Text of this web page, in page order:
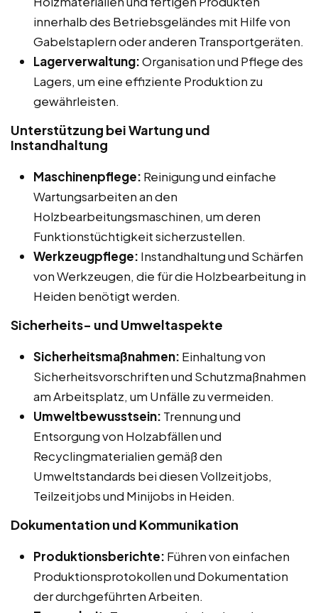
innerhalb des Betriebsgeländes mit Hilfe von
Gabelstaplern oder anderen Transportgeräten.
Lagerverwaltung:Organisation und Pflege des
Lagers, um eine effiziente Produktion zu
gewährleisten.
Unterstützung bei Wartung und
Instandhaltung
Maschinenpflege: Reinigung und einfache
Wartungsarbeiten an den
Holzbearbeitungsmaschinen, um deren
Funktionstüchtigkeit sicherzustellen.
Werkzeugpflege: Instandhaltung und Schärfen
von Werkzeugen, die für die Holzbearbeitung in
Heiden benötigt werden.
Sicherheits- und Umweltaspekte
Sicherheitsmaßnahmen: Einhaltung von
Sicherheitsvorschriften und Schutzmaßnahmen
am Arbeitsplatz, um Unfälle zu vermeiden.
Umweltbewusstsein: Trennung und
Entsorgung von Holzabfällen und
Recyclingmaterialien gemäß den
Umweltstandards bei diesen Vollzeitjobs,
Teilzeitjobs und Minijobs in Heiden.
Dokumentation und Kommunikation
Produktionsberichte: Führen von einfachen
Produktionsprotokollen und Dokumentation
der durchgeführten Arbeiten.